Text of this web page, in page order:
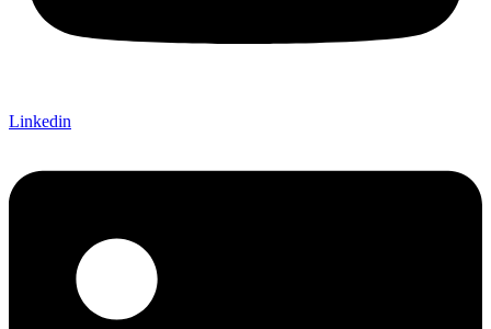
Linkedin